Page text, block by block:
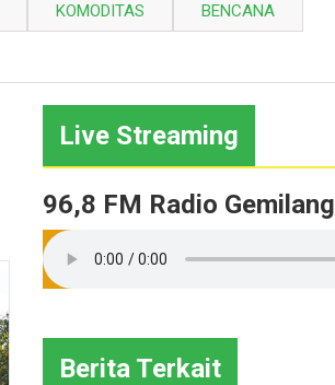
KOMODITAS BENCANA
Live Streaming
96,8 FM Radio Gemilang
Berita Terkait